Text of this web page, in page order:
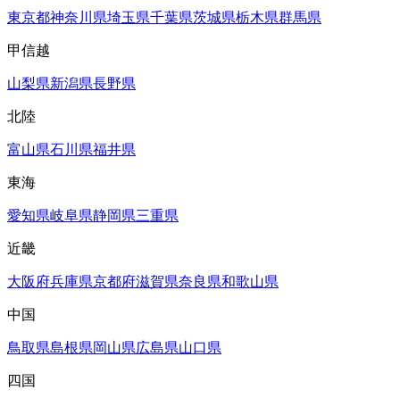
東京都神奈川県埼玉県千葉県茨城県栃木県群馬県
甲信越
山梨県新潟県長野県
北陸
富山県石川県福井県
東海
愛知県岐阜県静岡県三重県
近畿
大阪府兵庫県京都府滋賀県奈良県和歌山県
中国
鳥取県島根県岡山県広島県山口県
四国